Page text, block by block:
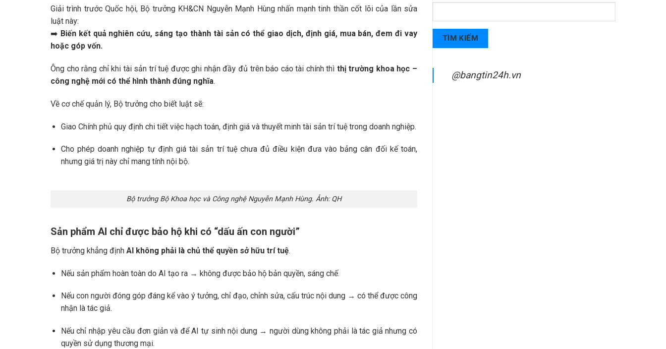
Giải trình trước Quốc hội, Bộ trưởng KH&CN Nguyễn Mạnh Hùng nhấn mạnh tinh thần cốt lõi của lần sửa
luật này:
➡️ Biến kết quả nghiên cứu, sáng tạo thành tài sản có thể giao dịch, định giá, mua bán, đem đi vay
hoặc góp vốn.
Ông cho rằng chỉ khi tài sản trí tuệ được ghi nhận đầy đủ trên báo cáo tài chính thì thị trường khoa học –
công nghệ mới có thể hình thành đúng nghĩa.
Về cơ chế quản lý, Bộ trưởng cho biết luật sẽ:
Giao Chính phủ quy định chi tiết việc hạch toán, định giá và thuyết minh tài sản trí tuệ trong doanh nghiệp.
Cho phép doanh nghiệp tự định giá tài sản trí tuệ chưa đủ điều kiện đưa vào bảng cân đối kế toán,
nhưng giá trị này chỉ mang tính nội bộ.
Bộ trưởng Bộ Khoa học và Công nghệ Nguyễn Mạnh Hùng. Ảnh: QH
Sản phẩm AI chỉ được bảo hộ khi có “dấu ấn con người”
Bộ trưởng khẳng định AI không phải là chủ thể quyền sở hữu trí tuệ.
Nếu sản phẩm hoàn toàn do AI tạo ra → không được bảo hộ bản quyền, sáng chế.
Nếu con người đóng góp đáng kể vào ý tưởng, chỉ đạo, chỉnh sửa, cấu trúc nội dung → có thể được công
nhận là tác giả.
Nếu chỉ nhập yêu cầu đơn giản và để AI tự sinh nội dung → người dùng không phải là tác giả nhưng có
quyền sử dụng thương mại.
TÌM KIẾM
@bangtin24h.vn